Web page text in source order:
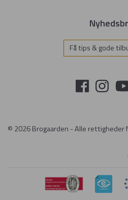
Få tips & gode
© 2026 Brogaarden - Alle rettigheder